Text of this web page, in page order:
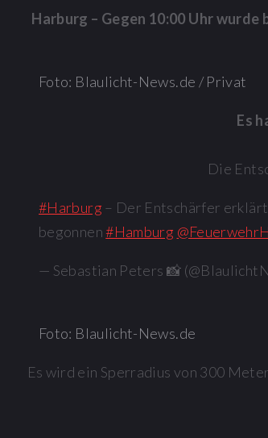
Harburg – Gegen 10:00 Uhr
Foto: Blaulicht-News.de / Privat
Es
Die
#Harburg – Der Entschärfer
begonnen#Hamburg
— Sebastian Peters 📸
Foto: Blaulicht-News.de
Es wird ein Sperradius von 300